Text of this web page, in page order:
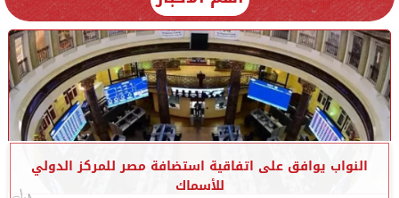
النواب يوافق على اتفاقية استضافة مصر للمركز الدولي
للأسماك